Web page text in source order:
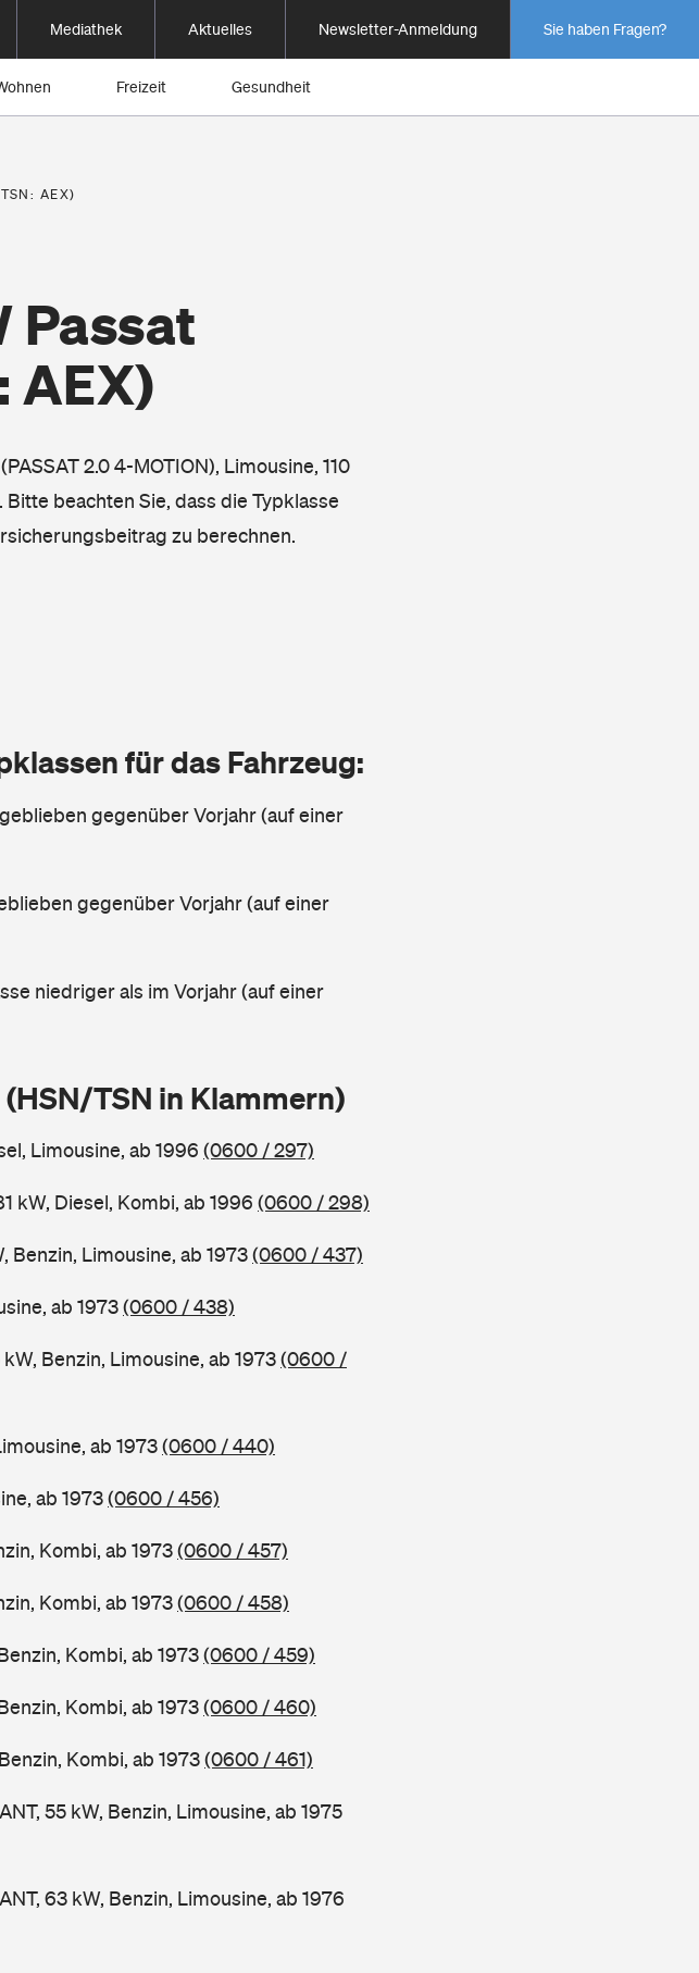
Mediathek Aktuelles Newsletter-Anmeldung Sie haben Fragen?
Freizeit Gesundheit
AEX)
Passat
AEX)
2.0 4-MOTION), Limousine, 110
beachten Sie, dass die Typklasse
zu berechnen.
für das Fahrzeug:
gegenüber Vorjahr (auf einer
gegenüber Vorjahr (auf einer
niedriger als im Vorjahr (auf einer
TSN in Klammern)
Limousine, ab 1996 (0600 / 297)
kW, Diesel, Kombi, ab 1996 (0600 / 298)
Benzin, Limousine, ab 1973(0600 / 437)
ab 1973(0600 / 438)
Benzin, Limousine, ab 1973(0600 /
ab 1973(0600 / 440)
ab 1973(0600 / 456)
Kombi, ab 1973(0600 / 457)
Kombi, ab 1973(0600 / 458)
Kombi, ab 1973(0600 / 459)
Kombi, ab 1973(0600 / 460)
Kombi, ab 1973(0600 / 461)
55 kW, Benzin, Limousine, ab 1975
63 kW, Benzin, Limousine, ab 1976